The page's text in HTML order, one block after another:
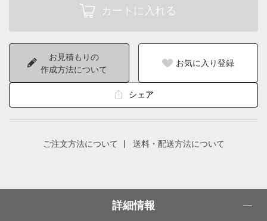
お見積もりの
作成方法について
お気に入り登録
シェア
ご注文方法について 送料・配送方法について
詳細情報